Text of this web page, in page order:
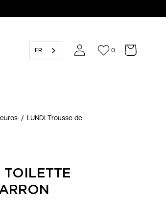
FR 0
/ LUNDI Trousse de
TOILETTE